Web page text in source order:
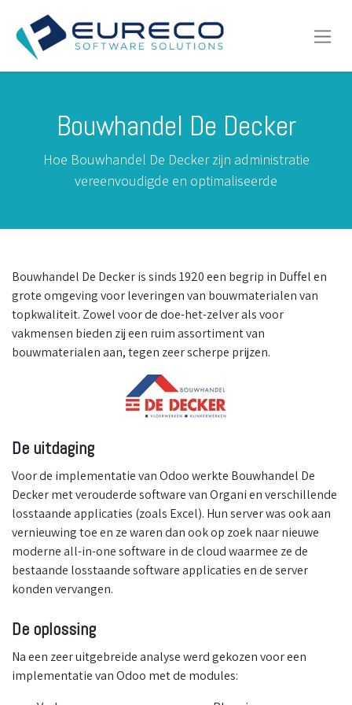
Bouwhandel De Decker
Hoe Bouwhandel De Decker zijn administratie
vereenvoudigde en optimaliseerde
Bouwhandel De Decker is sinds 1920 een begrip in Duffel en
grote omgeving voor leveringen van bouwmaterialen van
topkwaliteit. Zowel voor de doe-het-zelver als voor
vakmensen bieden zij een ruim assortiment van
bouwmaterialen aan, tegen zeer scherpe prijzen.
De uitdaging
Voor de implementatie van Odoo werkte Bouwhandel De
Decker met verouderde software van Organi en verschillende
losstaande applicaties (zoals Excel). Hun server was ook aan
vernieuwing toe en ze waren dan ook op zoek naar nieuwe
moderne all-in-one software in de cloud waarmee ze de
bestaande losstaande software applicaties en de server
konden vervangen.
De oplossing
Na een zeer uitgebreide analyse werd gekozen voor een
implementatie van Odoo met de modules: